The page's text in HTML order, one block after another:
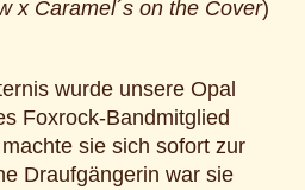
x Caramel´s on the Cover)
wurde unsere Opal
Foxrock-Bandmitglied
sie sich sofort zur
Draufgängerin war sie